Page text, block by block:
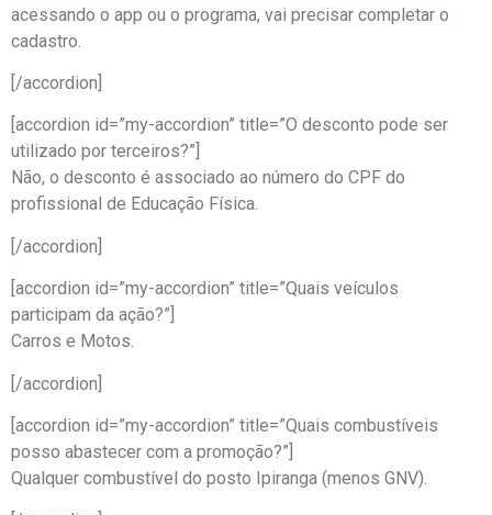
acessando o app ou o programa, vai precisar completar o
cadastro.
[/accordion]
[accordion id=”my-accordion” title=”O desconto pode ser
utilizado por terceiros?”]
Não, o desconto é associado ao número do CPF do
profissional de Educação Física.
[/accordion]
[accordion id=”my-accordion” title=”Quais veículos
participam da ação?”]
Carros e Motos.
[/accordion]
[accordion id=”my-accordion” title=”Quais combustíveis
posso abastecer com a promoção?”]
Qualquer combustível do posto Ipiranga (menos GNV).